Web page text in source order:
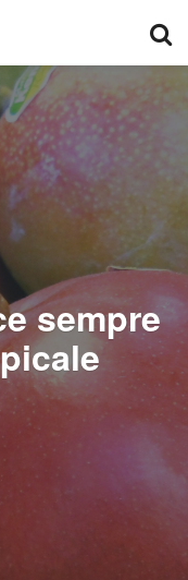
sempre